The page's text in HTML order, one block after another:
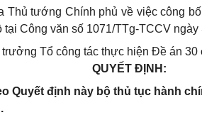
Thủ tướng Chính phủ về việc công
Công văn số 1071/TTg-TCCV ngày
trưởng Tổ công tác thực hiện Đề án
QUYẾT ĐỊNH:
Quyết định này bộ thủ tục hành